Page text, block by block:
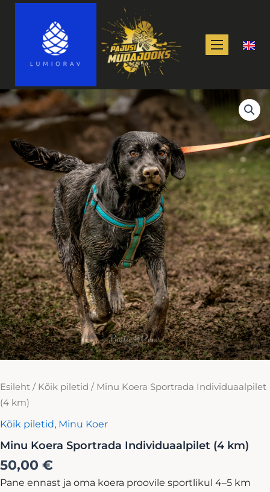
Esileht / Kõik piletid / Minu Koera Sportrada Individuaalpilet
(4 km)
Kõik piletid, Minu Koer
Minu Koera Sportrada Individuaalpilet (4 km)
50,00 €
Pane ennast ja oma koera proovile sportlikul 4–5 km